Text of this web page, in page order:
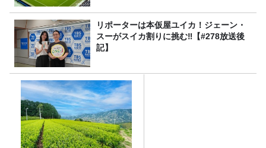
リポーターは本仮屋ユイカ！ジェーン・
スーがスイカ割りに挑む‼【#278放送後
記】